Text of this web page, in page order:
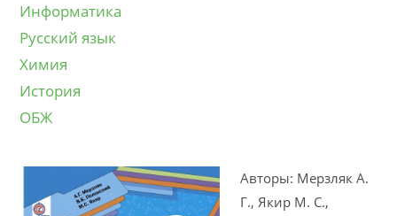
Информатика
Русский язык
Химия
История
ОБЖ
Авторы: Мерзляк А.
Г., Якир М. С.,